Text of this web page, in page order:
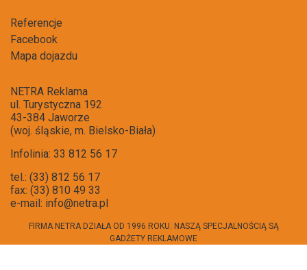
Referencje
Facebook
Mapa dojazdu
NETRA Reklama
ul. Turystyczna 192
43-384 Jaworze
(woj. śląskie, m. Bielsko-Biała)
Infolinia: 33 812 56 17
tel.: (33) 812 56 17
fax: (33) 810 49 33
e-mail: info@netra.pl
FIRMA NETRA DZIAŁA OD 1996 ROKU. NASZĄ SPECJALNOŚCIĄ SĄ
GADŻETY REKLAMOWE